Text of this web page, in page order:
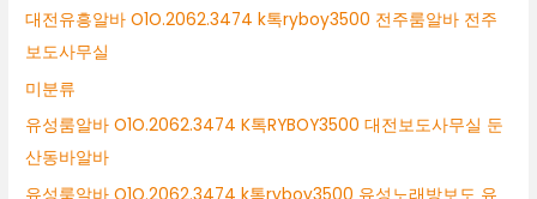
대전유흥알바 O1O.2062.3474 k톡ryboy3500 전주룸알바 전주
보도사무실
미분류
유성룸알바 O1O.2062.3474 K톡RYBOY3500 대전보도사무실 둔
산동바알바
유성룸알바 O1O.2062.3474 k톡ryboy3500 유성노래방보도 유